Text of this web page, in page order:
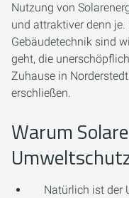
Nutzung von
und attraktiver denn
Gebäudetechnik sind
geht, die
Zuhause in
erschließen.
Warum
Natürlich ist der